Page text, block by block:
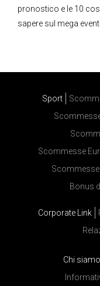
pronostico e le 10
sapere sul mega
Sport
Scommesse
Scommesse
Bonus
Corporate Link
Chi siamo